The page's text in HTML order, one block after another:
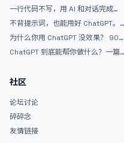
APP？｜AntiGravity + Gemini 3 实
战完整记录
一行代码不写，用 AI 和对话完成一
个完整网站：《图书天堂》实战记录
不背提示词，也能用好 ChatGPT。
一个万能提问模板
为什么你用 ChatGPT 没效果？ 90%
的人第一步就问错了
ChatGPT 到底能帮你做什么？一篇
社区
论坛讨论
碎碎念
友情链接